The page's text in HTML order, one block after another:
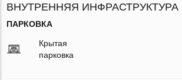
ВНУТРЕННЯЯ ИНФРАСТРУКТУРА
ПАРКОВКА
Крытая
парковка